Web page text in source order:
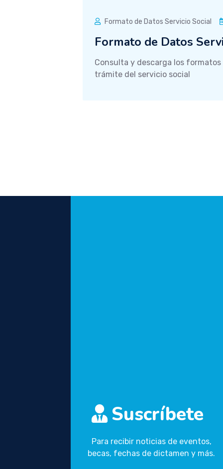
Formato de Datos Servicio Social
Formato de Datos
Consulta y descarga los formatos
trámite del servicio social
Suscríbete
Para recibir noticias de eventos,
becas, fechas de dictamen y más.